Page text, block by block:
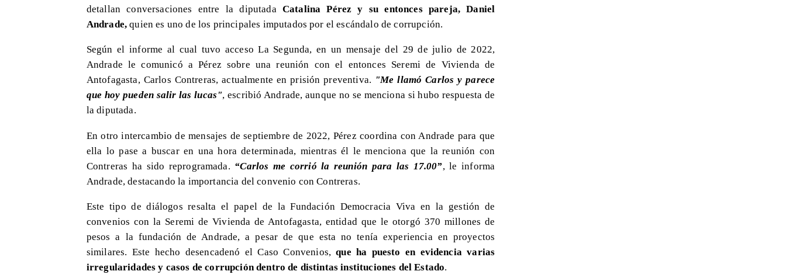
detallan conversaciones entre la diputada Catalina Pérez y su entonces pareja, Daniel
Andrade, quien es uno de los principales imputados por el escándalo de corrupción.
Según el informe al cual tuvo acceso La Segunda, en un mensaje del 29 de julio de 2022,
Andrade le comunicó a Pérez sobre una reunión con el entonces Seremi de Vivienda de
Antofagasta, Carlos Contreras, actualmente en prisión preventiva. "Me llamó Carlos y parece
que hoy pueden salir las lucas", escribió Andrade, aunque no se menciona si hubo respuesta de
la diputada.
En otro intercambio de mensajes de septiembre de 2022, Pérez coordina con Andrade para que
ella lo pase a buscar en una hora determinada, mientras él le menciona que la reunión con
Contreras ha sido reprogramada. “Carlos me corrió la reunión para las 17.00”, le informa
Andrade, destacando la importancia del convenio con Contreras.
Este tipo de diálogos resalta el papel de la Fundación Democracia Viva en la gestión de
convenios con la Seremi de Vivienda de Antofagasta, entidad que le otorgó 370 millones de
pesos a la fundación de Andrade, a pesar de que esta no tenía experiencia en proyectos
similares. Este hecho desencadenó el Caso Convenios,que ha puesto en evidencia varias
irregularidades y casos de corrupción dentro de distintas instituciones del Estado.